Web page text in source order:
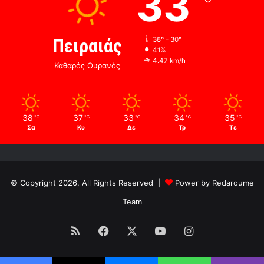
Πειραιάς
Καθαρός Ουρανός
38º - 30º
41%
4.47 km/h
38 ℃
Σα
37 ℃
Κυ
33 ℃
Δε
34 ℃
Τρ
35 ℃
Τε
© Copyright 2026, All Rights Reserved |
Power by Redaroume
Team
RSS Facebook YouTubeInstagram